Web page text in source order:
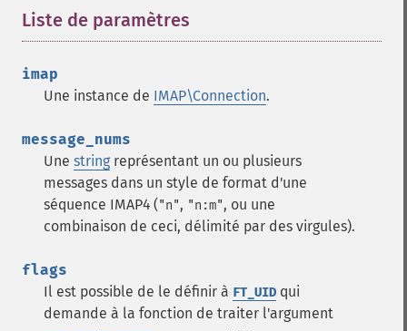
Liste de paramètres
imap
Une instance de IMAP\Connection.
message_nums
Une string représentant un ou plusieurs
messages dans un style de format d'une
séquence IMAP4 ("n", "n:m", ou une
combinaison de ceci, délimité par des virgules).
flags
Il est possible de le définir à FT_UID qui
demande à la fonction de traiter l'argument